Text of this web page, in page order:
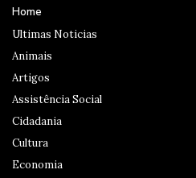
Home
Ultimas Noticias
Animais
Artigos
Assistência Social
Cidadania
Cultura
Economia